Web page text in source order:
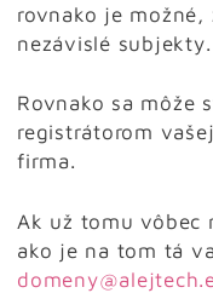
rovnako je
nezávislé subjekty.
Rovnako sa môže
registrátorom
firma.
Ak už tomu vôbec
ako je na tom tá